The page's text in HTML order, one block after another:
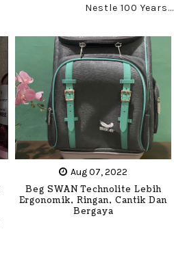
Nestle 100 Years...
Aug 07, 2022
Beg SWAN Technolite Lebih
Ergonomik, Ringan, Cantik Dan
Bergaya